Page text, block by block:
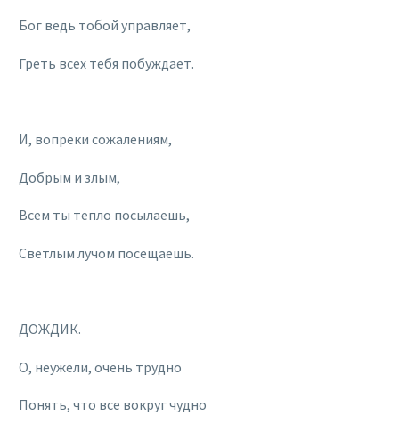
Бог ведь тобой управляет,
Греть всех тебя побуждает.
И, вопреки сожалениям,
Добрым и злым,
Всем ты тепло посылаешь,
Светлым лучом посещаешь.
ДОЖДИК.
О, неужели, очень трудно
Понять, что все вокруг чудно